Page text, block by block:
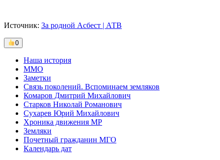
Источник: За родной Асбест | АТВ
0
Наша история
ММО
Заметки
Связь поколений. Вспоминаем земляков
Комаров Дмитрий Михайлович
Старков Николай Романович
Сухарев Юрий Михайлович
Хроника движения МР
Земляки
Почетный гражданин МГО
Календарь дат